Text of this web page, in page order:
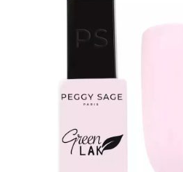
NOUVEAU CLIENT ?
Créez votre compte
Créer mon compte